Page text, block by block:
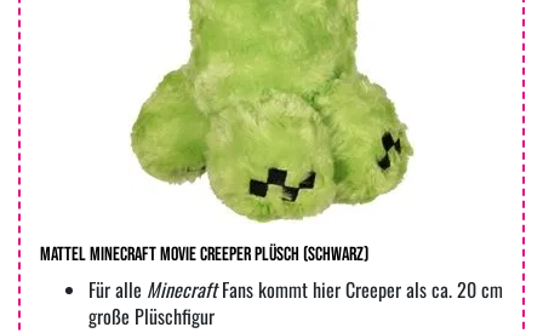
MATTEL Minecraft Movie Creeper Plüsch (Schwarz)
Für alle MinecraftFans kommt hier Creeper als ca. 20 cm
große Plüschfigur